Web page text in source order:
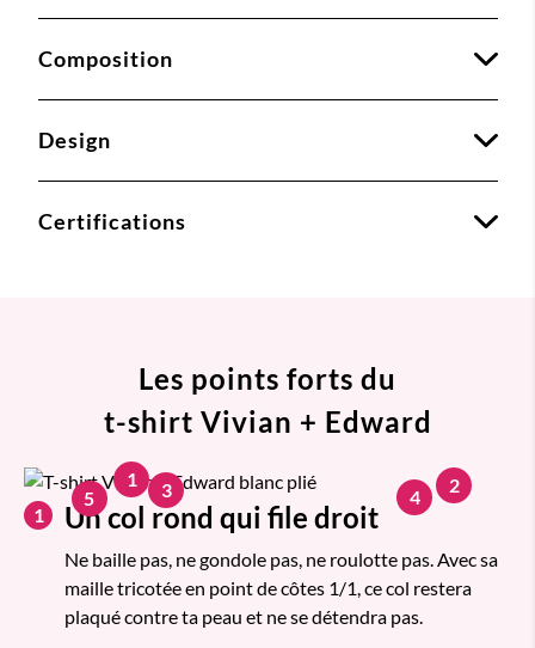
Composition
Design
Certifications
Les points forts du
t-shirt Vivian + Edward
1 Un col rond qui file droit
Ne baille pas, ne gondole pas, ne roulotte pas. Avec sa
maille tricotée en point de côtes 1/1, ce col restera
plaqué contre ta peau et ne se détendra pas.
1 2
3 4
5